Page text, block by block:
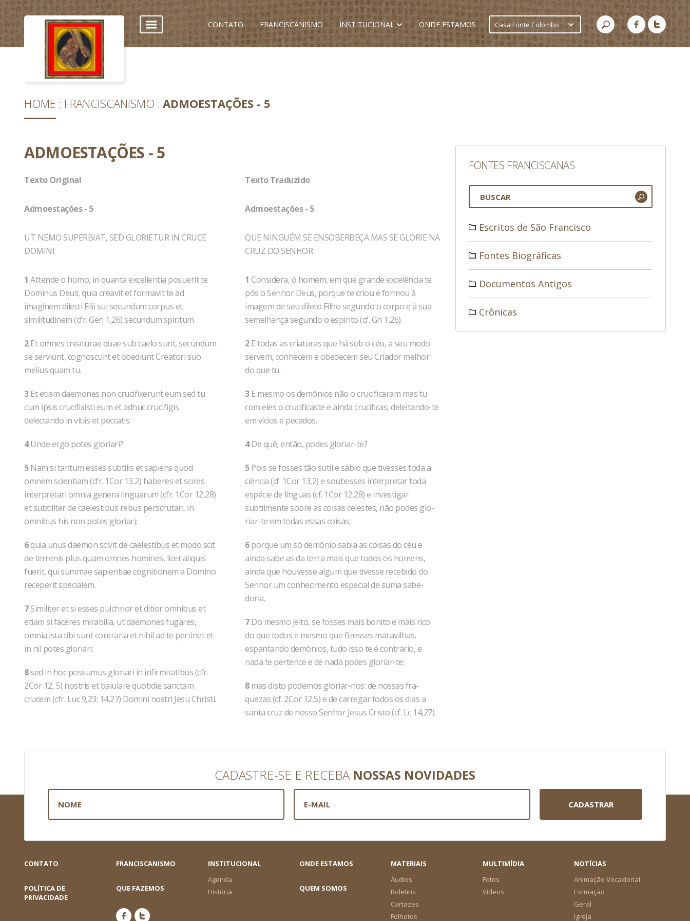
CONTATO FRANCISCANISMO INSTITUCIONAL ONDE ESTAMOS Casa Fonte Colombo
HOME FRANCISCANISMO ADMOESTAÇÕES - 5
ADMOESTAÇÕES - 5
Texto Original
Admoestações - 5
UT NEMO SUPERBIAT, SED GLORIETUR IN CRUCE
DOMINI
1 Attende o homo, in quanta excellentia posuerit te
Dominus Deus, quia creavit et formavit te ad
imaginem dilecti Filii sui secundum corpus et
similitudinem (cfr. Gen 1,26) secundum spiritum.
2Et omnes creaturae quae sub caelo sunt, secundum
se serviunt, cognoscunt et obediunt Creatori suo
melius quam tu.
3Et etiam daemones non crucifixerunt eum sed tu
cum ipsis crucifixisti eum et adhuc crucifigis
delectando in vitiis et peccatis.
4Unde ergo potes gloriari?
5Nam si tantum esses subtilis et sapiens quod
omnem scientiam (cfr. 1Cor 13,2) haberes et scires
interpretari omnia genera linguarum (cfr. 1Cor 12,28)
et subtiliter de caelestibus rebus perscrutari, in
omnibus his non potes gloriari;
6quia unus daemon scivit de caelestibus et modo scit
de terrenis plus quam omnes homines, licet aliquis
fuerit, qui summae sapientiae cognitionem a Domino
receperit specialem.
7Similiter et si esses pulchrior et ditior omnibus et
etiam si faceres mirabilia, ut daemones fugares,
omnia ista tibi sunt contraria et nihil ad te pertinet et
in nil potes gloriari;
8sed in hoc possumus gloriari in infirmitatibus (cfr.
2Cor 12, 5) nostris et baiulare quotidie sanctam
crucem (cfr. Luc 9,23; 14,27) Domini nostri Jesu Christi.
Texto Traduzido
Admoestações - 5
QUE NINGUÉM SE ENSOBERBEÇA MAS SE GLORIE NA
CRUZ DO SENHOR
1 Considera, ó homem, em que grande excelência te
pôs o Senhor Deus, porque te criou e formou à
imagem de seu dileto Filho segundo o corpo e à sua
semelhança segundo o espírito (cf. Gn 1,26).
2E todas as criaturas que há sob o céu, a seu modo
servem, conhe­cem e obe­decem seu Criador melhor
do que tu.
3E mesmo os demônios não o crucifi­caram mas tu
com eles o crucificaste e ainda crucificas, deleitando-te
em vícios e pecados.
4De quê, então, podes gloriar-te?
5Pois se fosses tão sutil e sábio que ti­vesses toda a
ciência (cf. 1Cor 13,2) e soubesses interpretar toda
espécie de lín­guas (cf. 1Cor 12,28) e investigar
subtilmente sobre as coi­sas celestes, não podes glo­
riar-te em todas essas coisas;
6porque um só demônio sabia as coi­sas do céu e
ainda sabe as da terra mais que to­dos os homens,
ainda que hou­vesse algum que tivesse recebido do
Senhor um conheci­mento especial de suma sabe­
doria.
7Do mesmo jeito, se fosses mais bonito e mais rico
do que todos e mesmo que fizesses maravilhas,
espantando demônios, tudo isso te é contrá­rio, e
nada te pertence e de nada podes gloriar-te;
8mas disto podemos gloriar-nos: de nossas fra­
quezas (cf. 2Cor 12,5) e de carregar todos os dias a
santa cruz de nosso Senhor Jesus Cristo (cf. Lc 14,27).
FONTES FRANCISCANAS
Escritos de São Francisco
Fontes Biográficas
Documentos Antigos
Crônicas
CADASTRE-SE E RECEBA NOSSAS NOVIDADES
CADASTRAR
CONTATO FRANCISCANISMO
INSTITUCIONAL
Agenda
História
ONDE ESTAMOS
MATERIAIS
Áudios
Boletins
Cartazes
Folhetos
MULTIMÍDIA
Fotos
Vídeos
NOTÍCIAS
Animação Vocacional
Formação
Geral
Igreja
POLÍTICA DE
PRIVACIDADE
QUE FAZEMOS QUEM SOMOS